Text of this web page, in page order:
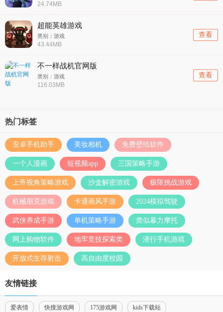
24.74MB
超能英雄游戏
类别：游戏
43.44MB
查看
不一样战机官网版
类别：游戏
116.03MB
查看
热门标签
安卓手机助手 美妆相机 免费壁纸软件
一个人漫画 短视频app 三国策略手游
上帝视角策略游戏 沙盒解密游戏 极限挑战游戏
机械朋克游戏 卡通画风手游 2024模拟驾驶
武侠养成手游 单机策略手游 类似暴力摩托
网上购物软件 地牢竞技探索类 潜行手机游戏
开放式生存射击 高自由度校园
友情链接
爱表情 快搜游戏网 175游戏网 kids下载站